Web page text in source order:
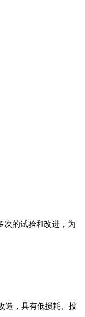
次的试验和改进，为
造，具有低损耗、投